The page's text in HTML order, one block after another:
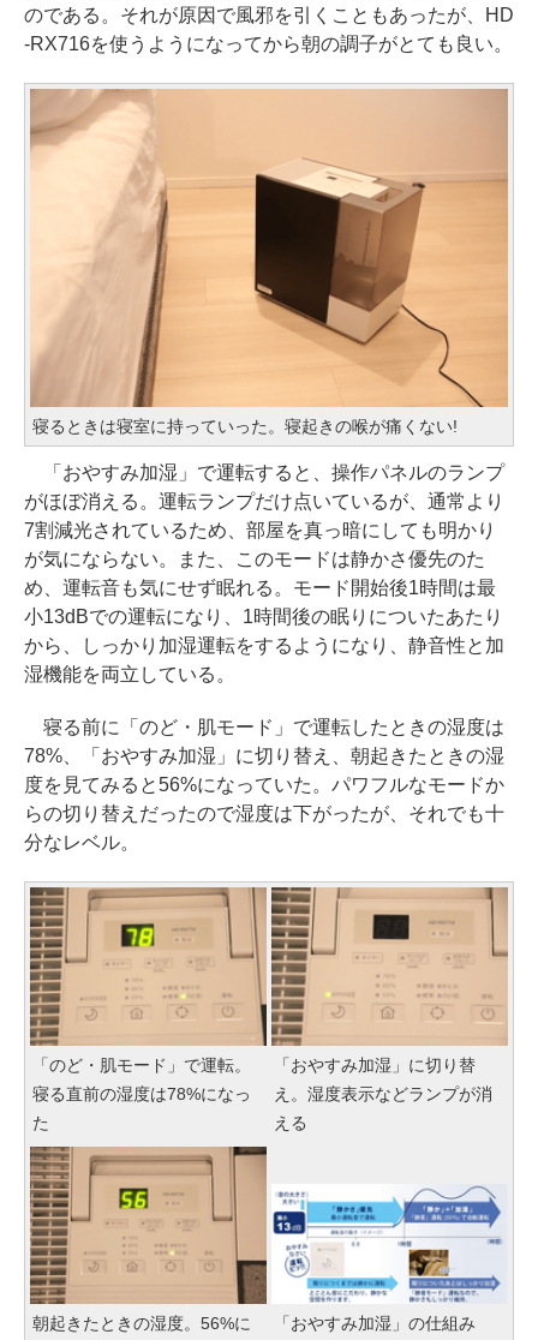
のである。それが原因で風邪を引くこともあったが、HD
-RX716を使うようになってから朝の調子がとても良い。
寝るときは寝室に持っていった。寝起きの喉が痛くない!
「おやすみ加湿」で運転すると、操作パネルのランプ
がほぼ消える。運転ランプだけ点いているが、通常より
7割減光されているため、部屋を真っ暗にしても明かり
が気にならない。また、このモードは静かさ優先のた
め、運転音も気にせず眠れる。モード開始後1時間は最
小13dBでの運転になり、1時間後の眠りについたあたり
から、しっかり加湿運転をするようになり、静音性と加
湿機能を両立している。
寝る前に「のど・肌モード」で運転したときの湿度は
78%、「おやすみ加湿」に切り替え、朝起きたときの湿
度を見てみると56%になっていた。パワフルなモードか
らの切り替えだったので湿度は下がったが、それでも十
分なレベル。
「のど・肌モード」で運転。
寝る直前の湿度は78%になっ
た
「おやすみ加湿」に切り替
え。湿度表示などランプが消
える
朝起きたときの湿度。56%に
「おやすみ加湿」の仕組み